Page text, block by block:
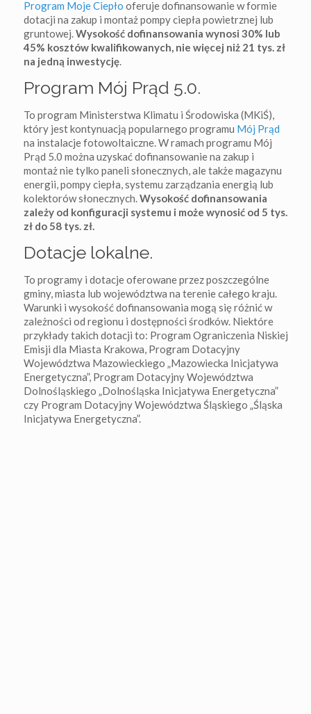
Program Moje Ciepło oferuje dofinansowanie w formie
dotacji na zakup i montaż pompy ciepła powietrznej lub
gruntowej.Wysokość dofinansowania wynosi 30% lub
45% kosztów kwalifikowanych, nie więcej niż 21 tys. zł
na jedną inwestycję.
Program Mój Prąd 5.0.
To program Ministerstwa Klimatu i Środowiska (MKiŚ),
który jest kontynuacją popularnego programu Mój Prąd
na instalacje fotowoltaiczne. W ramach programu Mój
Prąd 5.0 można uzyskać dofinansowanie na zakup i
montaż nie tylko paneli słonecznych, ale także magazynu
energii, pompy ciepła, systemu zarządzania energią lub
kolektorów słonecznych.Wysokość dofinansowania
zależy od konfiguracji systemu i może wynosić od 5 tys.
zł do 58 tys. zł.
Dotacje lokalne.
To programy i dotacje oferowane przez poszczególne
gminy, miasta lub województwa na terenie całego kraju.
Warunki i wysokość dofinansowania mogą się różnić w
zależności od regionu i dostępności środków. Niektóre
przykłady takich dotacji to: Program Ograniczenia Niskiej
Emisji dla Miasta Krakowa, Program Dotacyjny
Województwa Mazowieckiego „Mazowiecka Inicjatywa
Energetyczna”, Program Dotacyjny Województwa
Dolnośląskiego „Dolnośląska Inicjatywa Energetyczna”
czy Program Dotacyjny Województwa Śląskiego „Śląska
Inicjatywa Energetyczna”.